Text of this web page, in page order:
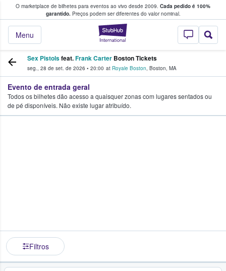
O marketplace de bilhetes para eventos ao vivo desde 2009. Cada pedido é 100%
garantido.Preços podem ser diferentes do valor nominal.
StubHub – onde
Menu
fãs compram e vendem bilhetes
Sex Pistolsfeat.Frank Carter Boston Tickets
seg., 28 de set. de 2026 • 20:00 at Royale Boston, Boston, MA
Evento de entrada geral
Todos os bilhetes dão acesso a quaisquer zonas com lugares sentados ou
de pé disponíveis. Não existe lugar atribuído.
Filtros